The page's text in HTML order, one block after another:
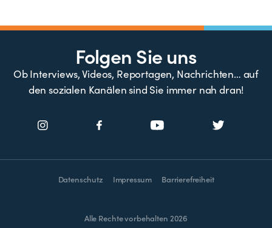
Folgen Sie uns
Ob Interviews, Videos, Reportagen, Nachrichten… auf
den sozialen Kanälen sind Sie immer nah dran!
Datenschutz Impressum Barrierefreiheit
Alle Rechte vorbehalten 2026